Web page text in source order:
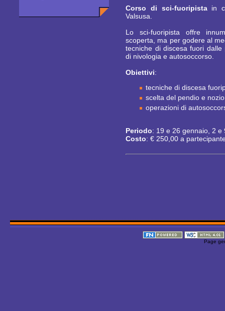
Corso di sci-fuoripistain
Valsusa.
Lo sci-fuoripista offre
scoperta, ma per godere al
tecniche di discesa fuori
di nivologia e autosoccorso.
Obiettivi:
tecniche di discesa
scelta del pendio e
operazioni di
Periodo: 19 e 26 gennaio, 2 e
Costo: € 250,00 a
Page